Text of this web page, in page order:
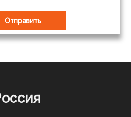
удобным и безопасным
Независимо от